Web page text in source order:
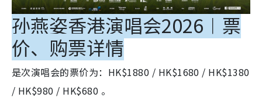
孙燕姿香港演唱会2026︱票
价、购票详情
是次演唱会的票价为：HK$1880 / HK$1680 / HK$1380
/ HK$980 / HK$680 。